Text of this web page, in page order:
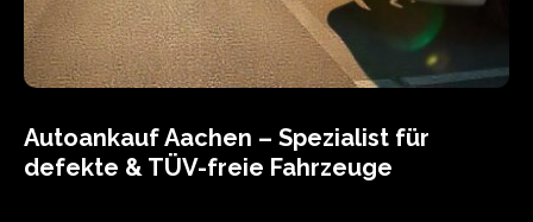
Autoankauf Aachen – Spezialist für
defekte & TÜV-freie Fahrzeuge